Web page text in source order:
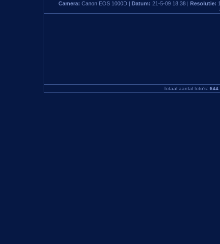
Camera: Canon EOS 1000D | Datum: 21-5-09 18:38 | Resolutie:
Totaal aantal foto's: 644